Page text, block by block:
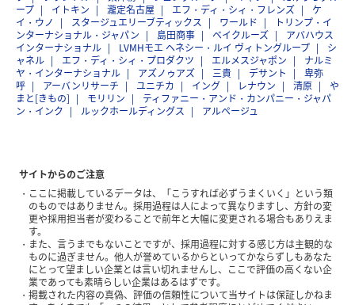
ープ
イトキン 瀧定名古屋 エフ・ディ・シィ・フレンズ
ケ
イ・ウノ
スタージュエリーブティックス ワールド
トリンプ・イ
ンターナショナル・ジャパン
島田商事 ベイクルーズ
アバハウス
インターナショナル
LVMHモエ ヘネシー・ルイ ヴィトングループ
シ
ャネル
エフ・ディ・シィ・プロダクツ エルメスジャポン
ナルミ
ヤ・インターナショナル
アズノゥアズ 三貴 デサント
卑弥
呼
アーバンリサーチ ユニチカ イング レナウン 清原
や
まと[きもの]
モリリン
ティファニー・アンド・カンパニー・ジャパ
ン・インク
ルックホールディングス アルページュ
サイトからのご注意
ここに掲載しているデータは、「こうすれば必ずうまくいく」という類
のものではありません。採用過程は人によって異なりますし、方針の変
更や採用担当者が変わることで前年と大幅に変更される場合もありえま
す。
また、言うまでもないことですが、採用過程に対する感じ方は主観的な
ものに過ぎません。他人が誉めているからといってかならずしもあなた
にとって望ましい企業とは言い切れませんし、ここで評価の高くない企
業であっても素晴らしい企業はあるはずです。
掲載された内容の真偽、評価の信頼性について当サイトは保証しかねま